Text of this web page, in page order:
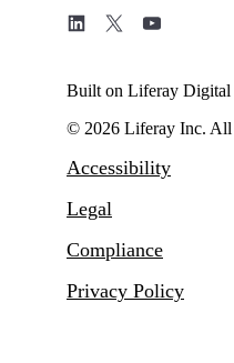
Built on Liferay Digital
© 2026 Liferay Inc. All
Accessibility
Legal
Compliance
Privacy Policy